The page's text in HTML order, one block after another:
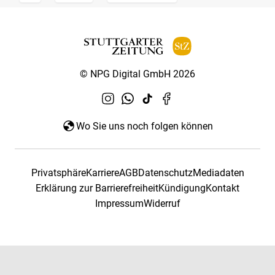
© NPG Digital GmbH 2026
Wo Sie uns noch folgen können
PrivatsphäreKarriereAGBDatenschutzMediadaten
Erklärung zur BarrierefreiheitKündigungKontakt
ImpressumWiderruf